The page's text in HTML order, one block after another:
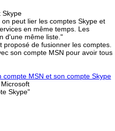
Skype
peut lier les comptes Skype et
en même temps. Les
d'une même liste."
proposé de fusionner les comptes.
son compte MSN pour avoir tous
compte MSN et son compte Skype
Skype"